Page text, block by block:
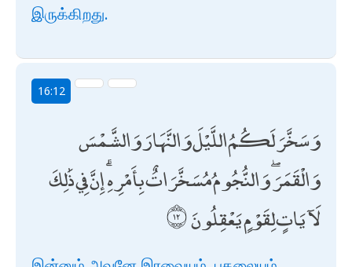
இருக்கிறது.
16:12
وَسَخَّرَ لَكُمُ اللَّيْلَ وَالنَّهَارَ وَالشَّمْسَ
وَالْقَمَرَ ۖ وَالنُّجُومُ مُسَخَّرَاتٌ بِأَمْرِهِ ۗ إِنَّ فِي ذَٰلِكَ
لَآيَاتٍ لِقَوْمٍ يَعْقِلُونَ